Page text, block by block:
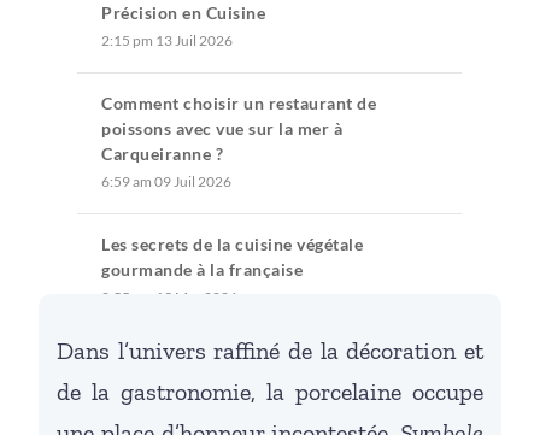
Précision en Cuisine
2:15 pm 13 Juil 2026
Comment choisir un restaurant de
poissons avec vue sur la mer à
Carqueiranne ?
6:59 am 09 Juil 2026
Les secrets de la cuisine végétale
gourmande à la française
2:55 pm 13 Mar 2026
Dans l’univers raffiné de la décoration et
de la gastronomie, la porcelaine occupe